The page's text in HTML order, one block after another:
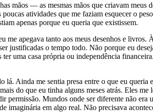
mãos — as mesmas mãos que criavam meus
poucas atividades que me faziam esquecer o
apenas porque eu queria que existissem.
me apegava tanto aos meus desenhos e
justificadas o tempo todo. Não porque eu
ter uma casa própria ou independência
lá. Ainda me sentia presa entre o que eu
do que eu tinha alguns meses atrás. Eles
permissão. Mundos onde ser diferente não
imaginária em algo real. Não precisava